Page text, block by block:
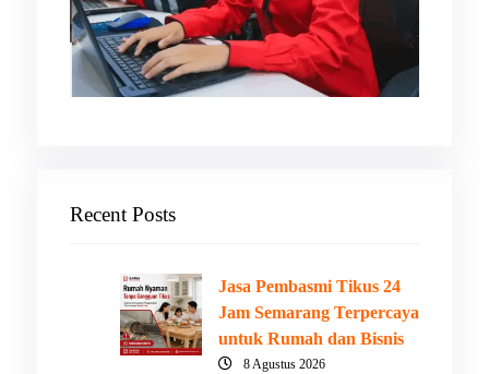
Recent Posts
Jasa Pembasmi Tikus 24
Jam Semarang Terpercaya
untuk Rumah dan Bisnis
8 Agustus 2026